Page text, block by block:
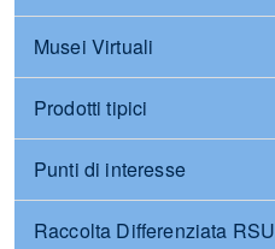
Musei Virtuali
Prodotti tipici
Punti di interesse
Raccolta Differenziata RSU